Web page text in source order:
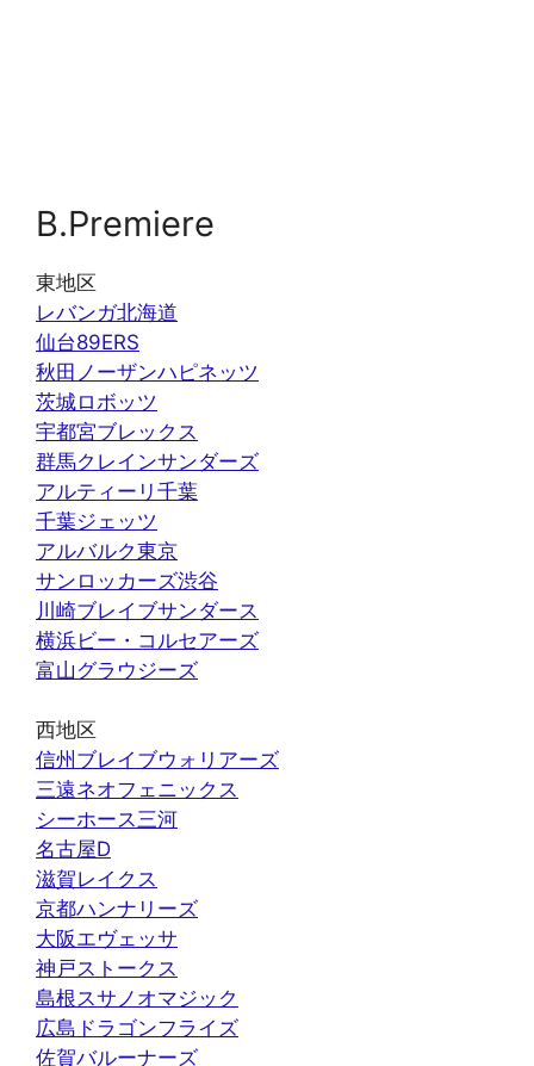
B.Premiere
東地区
レバンガ北海道
仙台89ERS
秋田ノーザンハピネッツ
茨城ロボッツ
宇都宮ブレックス
群馬クレインサンダーズ
アルティーリ千葉
千葉ジェッツ
アルバルク東京
サンロッカーズ渋谷
川崎ブレイブサンダース
横浜ビー・コルセアーズ
富山グラウジーズ
西地区
信州ブレイブウォリアーズ
三遠ネオフェニックス
シーホース三河
名古屋D
滋賀レイクス
京都ハンナリーズ
大阪エヴェッサ
神戸ストークス
島根スサノオマジック
広島ドラゴンフライズ
佐賀バルーナーズ